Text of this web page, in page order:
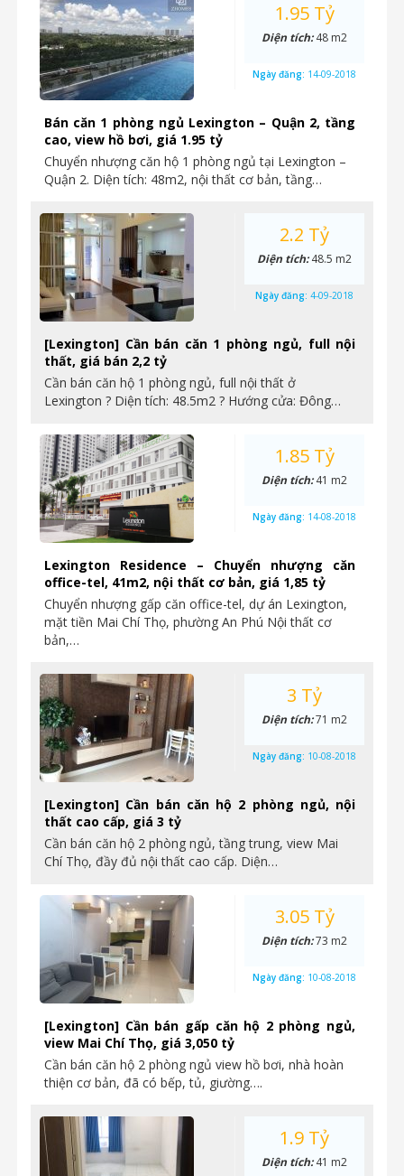
Bán căn 1 phòng ngủ Lexington – Quận 2, tầng
cao, view hồ bơi, giá 1.95 tỷ
Chuyển nhượng căn hộ 1 phòng ngủ tại Lexington –
Quận 2. Diện tích: 48m2, nội thất cơ bản, tầng…
1.95 Tỷ
Diện tích:48 m2
Ngày đăng: 14-09-2018
[Lexington] Cần bán căn 1 phòng ngủ, full nội
thất, giá bán 2,2 tỷ
Cần bán căn hộ 1 phòng ngủ, full nội thất ở
Lexington ? Diện tích: 48.5m2 ? Hướng cửa: Đông…
2.2 Tỷ
Diện tích:48.5 m2
Ngày đăng: 4-09-2018
Lexington Residence – Chuyển nhượng căn
office-tel, 41m2, nội thất cơ bản, giá 1,85 tỷ
Chuyển nhượng gấp căn office-tel, dự án Lexington,
mặt tiền Mai Chí Thọ, phường An Phú Nội thất cơ
bản,…
1.85 Tỷ
Diện tích:41 m2
Ngày đăng: 14-08-2018
[Lexington] Cần bán căn hộ 2 phòng ngủ, nội
thất cao cấp, giá 3 tỷ
Cần bán căn hộ 2 phòng ngủ, tầng trung, view Mai
Chí Thọ, đầy đủ nội thất cao cấp. Diện…
3 Tỷ
Diện tích:71 m2
Ngày đăng: 10-08-2018
[Lexington] Cần bán gấp căn hộ 2 phòng ngủ,
view Mai Chí Thọ, giá 3,050 tỷ
Cần bán căn hộ 2 phòng ngủ view hồ bơi, nhà hoàn
thiện cơ bản, đã có bếp, tủ, giường….
3.05 Tỷ
Diện tích:73 m2
Ngày đăng: 10-08-2018
1.9 Tỷ
Diện tích:41 m2